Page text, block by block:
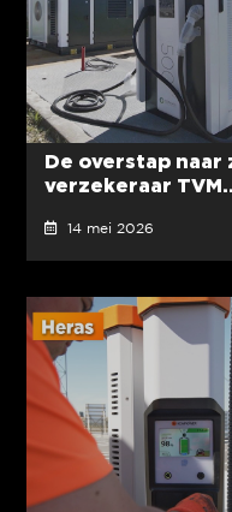
De overstap naar
verzekeraar
14 mei 2026